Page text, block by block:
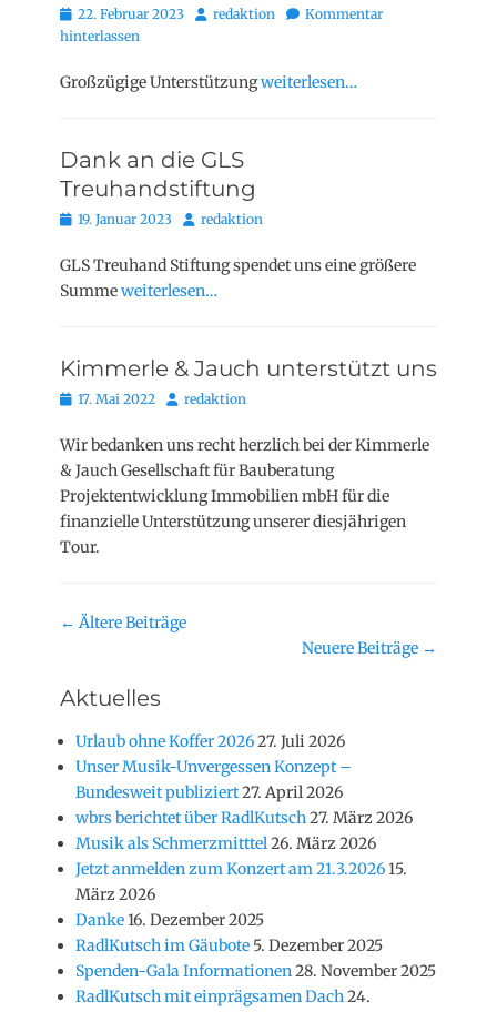
Posted
on
22. Februar 2023 Autorredaktion
Kommentar
hinterlassen
Großzügige Unterstützungweiterlesen…
Dank an die GLS
Treuhandstiftung
Posted
19. Januar 2023 Autorredaktion
GLS Treuhand Stiftung spendet uns eine größere
Summeweiterlesen…
Kimmerle & Jauch unterstützt uns
Posted
17. Mai 2022 Autorredaktion
Wir bedanken uns recht herzlich bei der Kimmerle
& Jauch Gesellschaft für Bauberatung
Projektentwicklung Immobilien mbH für die
finanzielle Unterstützung unserer diesjährigen
Tour.
Beitragsnavigation
← Ältere Beiträge
Neuere Beiträge →
Aktuelles
Urlaub ohne Koffer 202627. Juli 2026
Unser Musik-Unvergessen Konzept –
Bundesweit publiziert27. April 2026
wbrs berichtet über RadlKutsch27. März 2026
Musik als Schmerzmitttel26. März 2026
Jetzt anmelden zum Konzert am 21.3.202615.
März 2026
Danke16. Dezember 2025
RadlKutsch im Gäubote 5. Dezember 2025
Spenden-Gala Informationen28. November 2025
RadlKutsch mit einprägsamen Dach24.